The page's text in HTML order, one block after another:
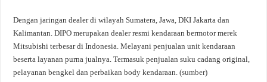
Dengan jaringan dealer di wilayah Sumatera, Jawa, DKI Jakarta dan
Kalimantan. DIPO merupakan dealer resmi kendaraan bermotor merek
Mitsubishi terbesar di Indonesia. Melayani penjualan unit kendaraan
beserta layanan purna jualnya. Termasuk penjualan suku cadang original,
pelayanan bengkel dan perbaikan body kendaraan. (sumber)